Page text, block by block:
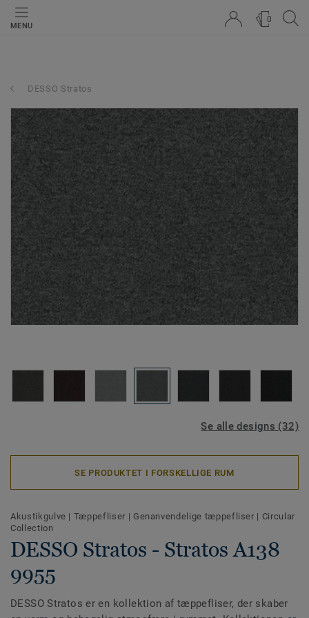
MENU
0
DESSO Stratos
Se alle designs (32)
SE PRODUKTET I FORSKELLIGE RUM
Akustikgulve | Tæppefliser | Genanvendelige tæppefliser | Circular
Collection
DESSO Stratos - Stratos A138
9955
DESSO Stratos er en kollektion af tæppefliser, der skaber